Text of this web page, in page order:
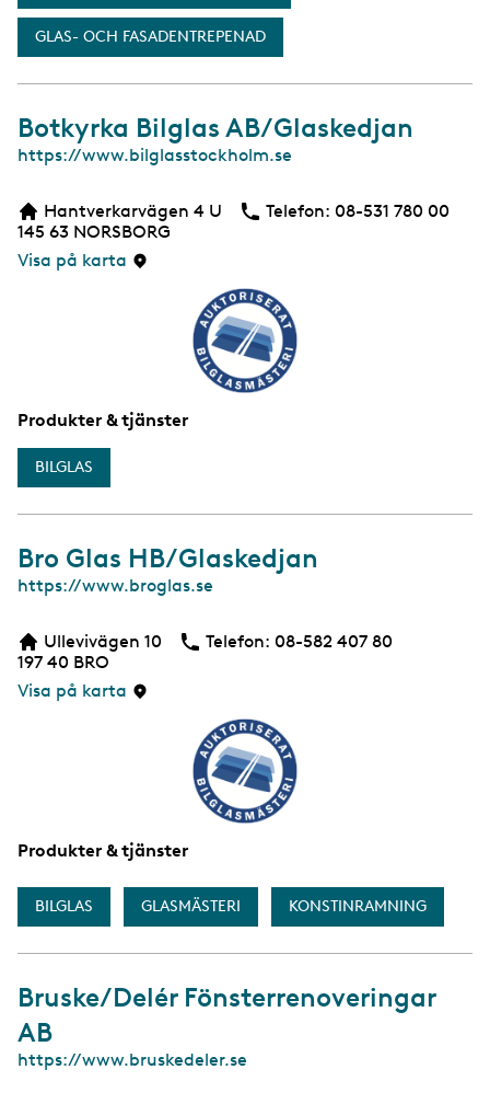
GLAS- OCH FASADENTREPENAD
Botkyrka Bilglas AB/Glaskedjan
W
b
s
i
https://www.bilglasstockholm.se
Hantverkarvägen 4 U
145 63 NORSBORG
Visa på karta
Telefon: Telefon
08-531 780 00
Produkter & tjänster
BILGLAS
Bro Glas HB/Glaskedjan
W
b
s
i
https://www.broglas.se
Ullevivägen 10
197 40 BRO
Visa på karta
Telefon: Telefon
08-582 407 80
Produkter & tjänster
BILGLAS GLASMÄSTERI KONSTINRAMNING
Bruske/Delér Fönsterrenoveringar
AB
W
https://www.bruskedeler.se